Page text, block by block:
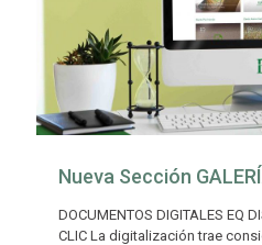
Nueva Sección
DOCUMENTOS DIGITALES EQ
CLIC La digitalización trae